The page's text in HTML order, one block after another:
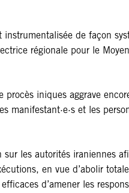
de façon
régionale pour le
iniques aggrave
et les
les autorités iraniennes
en vue d’abolir
d’amener les